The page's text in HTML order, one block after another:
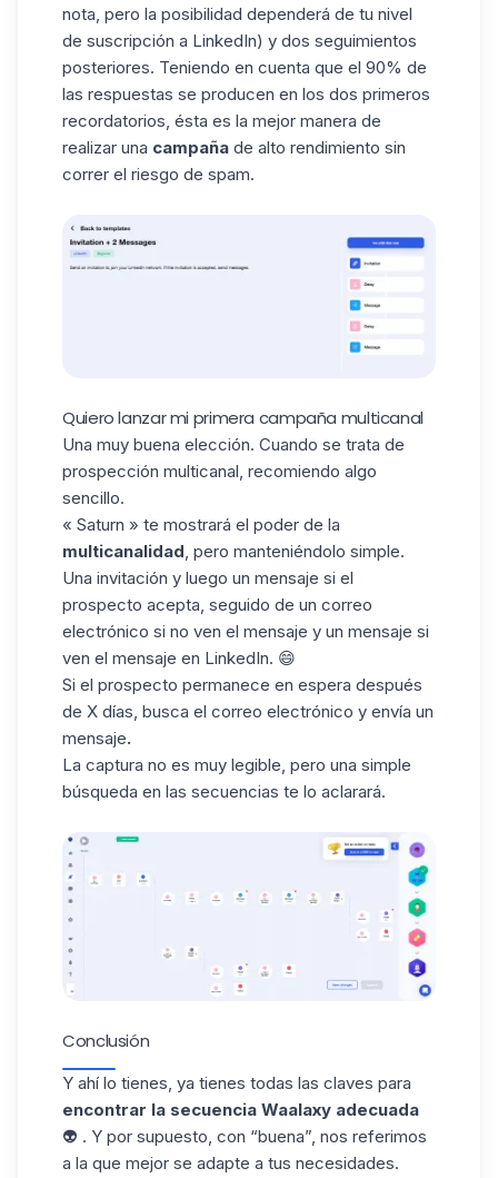
nota, pero la posibilidad dependerá de tu nivel
de suscripción a LinkedIn) y dos seguimientos
posteriores. Teniendo en cuenta que el 90% de
las respuestas se producen en los dos primeros
recordatorios, ésta es la mejor manera de
realizar una campaña de alto rendimiento sin
correr el riesgo de spam.
Quiero lanzar mi primera campaña multicanal
Una muy buena elección. Cuando se trata de
prospección multicanal, recomiendo algo
sencillo.
« Saturn » te mostrará el poder de la
multicanalidad , pero manteniéndolo simple.
Una invitación y luego un mensaje si el
prospecto acepta, seguido de un correo
electrónico si no ven el mensaje y un mensaje si
ven el mensaje en LinkedIn. 😄
Si el prospecto permanece en espera después
de X días, busca el correo electrónico y envía un
mensaje.
La captura no es muy legible, pero una simple
búsqueda en las secuencias te lo aclarará.
Conclusión
Y ahí lo tienes, ya tienes todas las claves para
encontrar la secuencia Waalaxy adecuada
👽 . Y por supuesto, con “buena”, nos referimos
a la que mejor se adapte a tus necesidades.